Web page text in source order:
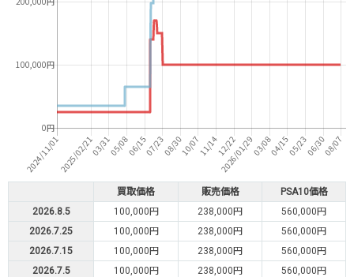
買取価格 販売価格
PSA10価格
2026.8.5
100,000円 238,000円
560,000円
2026.7.25
100,000円 238,000円
560,000円
2026.7.15
100,000円 238,000円
560,000円
2026.7.5
100,000円 238,000円
560,000円